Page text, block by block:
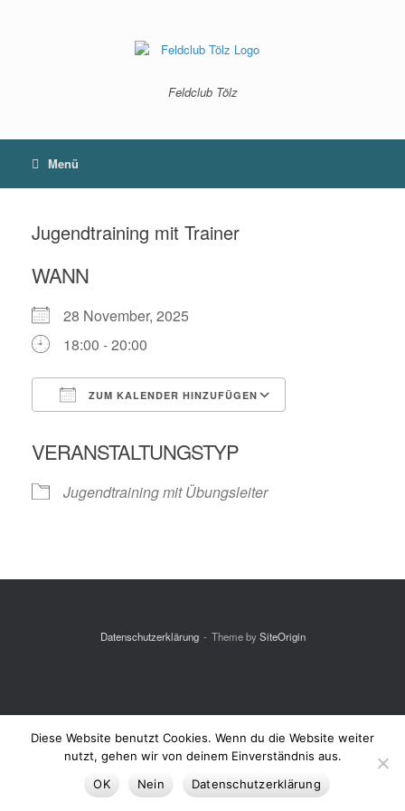
Feldclub Tölz
Menü
Jugendtraining mit Trainer
WANN
28 November, 2025
18:00 - 20:00
ZUM KALENDER HINZUFÜGEN
VERANSTALTUNGSTYP
Jugendtraining mit Übungsleiter
Datenschutzerklärung Theme bySiteOrigin
Diese Website benutzt Cookies. Wenn du die Website weiter
nutzt, gehen wir von deinem Einverständnis aus.
OK
Nein Datenschutzerklärung